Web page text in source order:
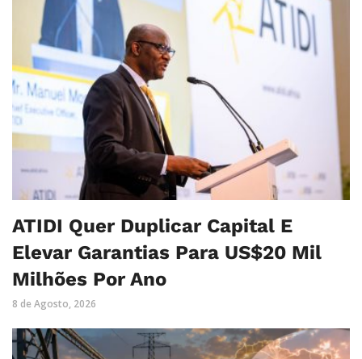
ATIDI Quer Duplicar Capital E
Elevar Garantias Para US$20 Mil
Milhões Por Ano
8 de Agosto, 2026